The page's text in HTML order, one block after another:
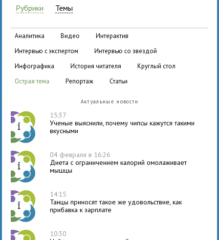
Рубрики Темы
аналитика видео
интерактив
интервью с экспертом
интервью со звездой
инфографика
история читателя
круглый стол
острая тема
репортаж статьи
Актуальные новости
15:37
Ученые выяснили, почему чипсы кажутся такими
вкусными
04 февраля в 16:26
Диета с ограничением калорий омолаживает
мышцы
14:15
Танцы приносят такое же удовольствие, как
прибавка к зарплате
10:30